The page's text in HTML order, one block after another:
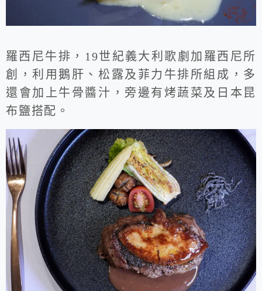
羅西尼牛排，19世紀義大利歌劇加羅西尼所
創，利用鵝肝、松露及菲力牛排所組成，多
還會加上牛骨醬汁，旁邊有烤蔬菜及日本昆
布鹽搭配。